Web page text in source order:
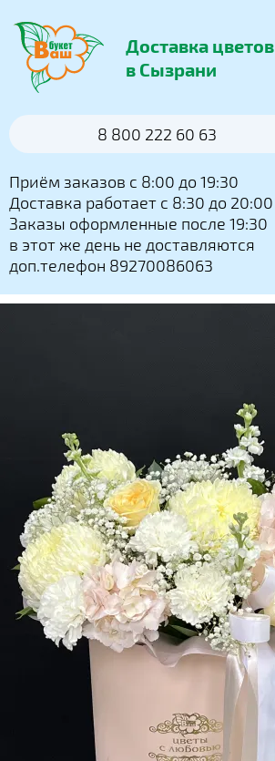
Доставка цветов
в Сызрани
8 800 222 60 63
Приём заказов с 8:00 до 19:30
Доставка работает с 8:30 до 20:00
Заказы оформленные после 19:30
в этот же день не доставляются
доп.телефон 89270086063